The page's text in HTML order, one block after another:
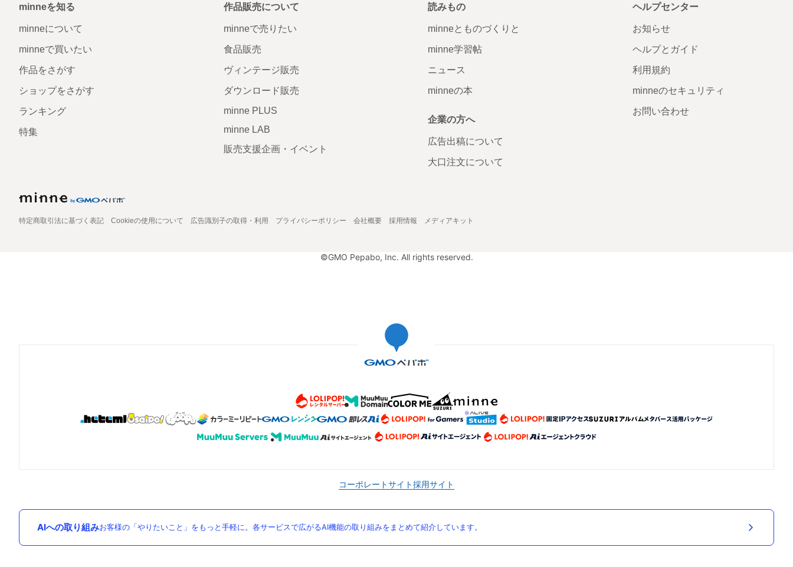
minneを知る
minneについて
minneで買いたい
作品をさがす
ショップをさがす
ランキング
特集
作品販売について
minneで売りたい
食品販売
ヴィンテージ販売
ダウンロード販売
minne PLUS
minne LAB
販売支援企画・イベント
読みもの
minneとものづくりと
minne学習帖
ニュース
minneの本
企業の方へ
広告出稿について
大口注文について
ヘルプセンター
お知らせ
ヘルプとガイド
利用規約
minneのセキュリティ
お問い合わせ
特定商取引法に基づく表記 Cookieの使用について 広告識別子の取得・利用 プライバシーポリシー 会社概要 採用情報 メディアキット
©GMO Pepabo, Inc. All rights reserved.
コーポレートサイト採用サイト
AIへの取り組みお客様の「やりたいこと」をもっと手軽に。各サービスで広がるAI機能の取り組みをまとめて紹介しています。